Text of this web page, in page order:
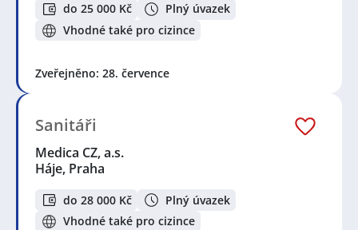
do 25 000 Kč
Plný úvazek
Vhodné také pro cizince
Zveřejněno: 28. července
Sanitáři
Medica CZ, a.s.
Háje, Praha
do 28 000 Kč
Plný úvazek
Vhodné také pro cizince